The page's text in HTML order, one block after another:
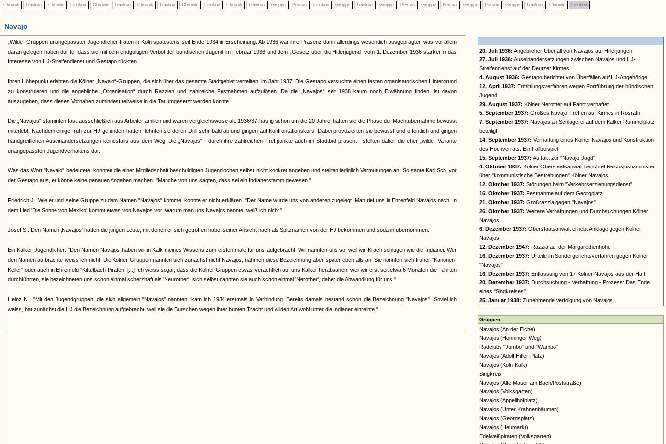
Chronik Lexikon Chronik Lexikon Chronik Lexikon Chronik Lexikon Chronik Lexikon Chronik Lexikon Gruppe Person Lexikon Gruppe Lexikon Gruppe Person Gruppe Person Gruppe Person Gruppe Lexikon Chronik Lexikon
Navajo
„Wilde“ Gruppen unangepasster Jugendlicher traten in Köln spätestens seit Ende 1934 in Erscheinung. Ab 1936 war ihre Präsenz dann allerdings wesentlich ausgeprägter, was vor allem
daran gelegen haben dürfte, dass sie mit dem endgültigen Verbot der bündischen Jugend im Februar 1936 und dem „Gesetz über die Hitlerjugend“ vom 1. Dezember 1936 stärker in das
Interesse von HJ-Streifendienst und Gestapo rückten.
Ihren Höhepunkt erlebten die Kölner „Navajo“-Gruppen, die sich über das gesamte Stadtgebiet verteilten, im Jahr 1937. Die Gestapo versuchte einen festen organisatorischen Hintergrund
zu konstruieren und die angebliche „Organisation“ durch Razzien und zahlreiche Festnahmen aufzulösen. Da die „Navajos“ seit 1938 kaum noch Erwähnung finden, ist davon
auszugehen, dass dieses Vorhaben zumindest teilweise in die Tat umgesetzt werden konnte.
Die „Navajos“ stammten fast ausschließlich aus Arbeiterfamilien und waren vergleichsweise alt. 1936/37 häufig schon um die 20 Jahre, hatten sie die Phase der Machtübernahme bewusst
miterlebt: Nachdem einige früh zur HJ gefunden hatten, lehnten sie deren Drill sehr bald ab und gingen auf Konfrontationskurs. Dabei provozierten sie bewusst und öffentlich und gingen
handgreiflichen Auseinandersetzungen keinesfalls aus dem Weg. Die „Navajos“ - durch ihre zahlreichen Treffpunkte auch im Stadtbild präsent - stellten daher die eher „wilde“ Variante
unangepassten Jugendverhaltens dar.
Was das Wort "Navajo" bedeutete, konnten die einer Mitgliedschaft beschuldigten Jugendlochen selbst nicht konkret angeben und stellten lediglich Vermutungen an. So sagte Karl Sch. vor
der Gestapo aus, er könne keine genauen Angaben machen. "Manche von uns sagten, dass sei ein Indianerstamm gewesen."
Friedrich J.: Wie er und seine Gruppe zu dem Namen "Navajos" komme, konnte er nicht erklären. "Der Name wurde uns von anderen zugelegt. Man rief uns in Ehrenfeld Navajos nach. In
dem Lied 'Die Sonne von Mexiko' kommt etwas von Navajos vor. Warum man uns Navajos nannte, weiß ich nicht."
Josef S.: Den Namen ‚Navajos' hätten die jungen Leute, mit denen er sich getroffen habe, seiner Ansicht nach als Spitznamen von der HJ bekommen und sodann übernommen.
Ein Kalker Jugendlicher: "Den Namen Navajos haben wir in Kalk meines Wissens zum ersten male für uns aufgebracht. Wir nannten uns so, weil wir Krach schlugen wie die Indianer. Wer
den Namen aufbrachte weiss ich nicht. Die Kölner Gruppen nannten sich zunächst nicht Navajos, nahmen diese Bezeichnung aber später ebenfalls an. Sie nannten sich früher "Kanonen-
Keller" oder auch in Ehrenfeld "Kittelbach-Piraten. [...] Ich weiss sogar, dass die Kölner Gruppen etwas verächtlich auf uns Kalker herabsahen, weil wir erst seit etwa 6 Monaten die Fahrten
durchführten, sie bezeichneten uns schon einmal scherzhaft als 'Neurother', sich selbst nannten sie auch schon einmal 'Nerother', daher die Abwandlung für uns."
Heinz N.: "Mit den Jugendgruppen, die sich allgemein "Navajos" nannten, kam ich 1934 erstmals in Verbindung. Bereits damals bestand schon die Bezeichnung "Navajos". Soviel ich
weiss, hat zunächst die HJ die Bezeichnung aufgebracht, weil sie die Burschen wegen ihrer bunten Tracht und wilden Art wohl unter die Indianer einreihte."
20. Juli 1936: Angeblicher Überfall von Navajos auf Hitlerjungen
27. Juli 1936: Auseinandersetzungen zwischen Navajos und HJ-
Streifendienst auf der Deutzer Kirmes
4. August 1936: Gestapo berichtet von Überfällen auf HJ-Angehörige
12. April 1937: Ermittlungsverfahren wegen Fortführung der bündischen
Jugend
29. August 1937: Kölner Nerother auf Fahrt verhaftet
5. September 1937: Großes Navajo-Treffen auf Kirmes in Rösrath
7. September 1937: Navajos an Schlägerei auf dem Kalker Rummelplatz
beteiligt
14. September 1937: Verhaftung eines Kölner Navajos und Konstruktion
des Hochverrats: Ein Fallbeispiel
15. September 1937: Auftakt zur "Navajo-Jagd"
4. Oktober 1937: Kölner Oberstaatsanwalt berichtet Reichsjustizminister
über "kommunistische Bestrebungen" Kölner Navajos
12. Oktober 1937: Störungen beim "Verkehrserziehungsdienst"
16. Oktober 1937: Festnahme auf dem Georgplatz
21. Oktober 1937: Großrazzia gegen "Navajos"
26. Oktober 1937: Weitere Verhaftungen und Durchsuchungen Kölner
Navajos
6. Dezember 1937: Oberstaatsanwalt erhebt Anklage gegen Kölner
Navajos
12. Dezember 1947: Razzia auf der Margarethenhöhe
16. Dezember 1937: Urteile im Sondergerichtsverfahren gegen Kölner
"Navajos"
16. Dezember 1937: Entlassung von 17 Kölner Navajos aus der Haft
20. Dezember 1937: Durchsuchung - Verhaftung - Prozess: Das Ende
eines "Singkreises"
25. Januar 1938: Zunehmende Verfolgung von Navajos
Gruppen
Navajos (An der Eiche)
Navajos (Hönninger Weg)
Radclubs "Jumbo" und "Wambo"
Navajos (Adolf Hitler-Platz)
Navajos (Köln-Kalk)
Singkreis
Navajos (Alte Mauer am Bach/Poststraße)
Navajos (Volksgarten)
Navajos (Appellhofplatz)
Navajos (Unter Krahnenbäumen)
Navajos (Georgsplatz)
Navajos (Heumarkt)
Edelweißpiraten (Volksgarten)